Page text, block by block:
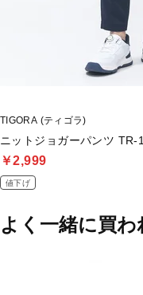
TIGORA (ティゴラ)
ニットジョガーパンツ TR-
￥2,999
値下げ
よく一緒に買